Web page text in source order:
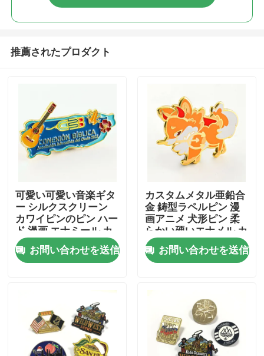
ホーム
製品
ビデオ
会社案内
推薦されたプロダクト
可愛い可愛い音楽ギタ
ー シルクスクリーン
カワイピンのピン ハー
ド 漫画 エナミール カ
スタムピン ベッジ 子
供のための贈り物
お問い合わせを送信
カスタムメタル亜鉛合
金 鋳型ラペルピン 漫
画アニメ 犬形ピン 柔
らかい硬いエナメル カ
スタムピンバッジ
お問い合わせを送信